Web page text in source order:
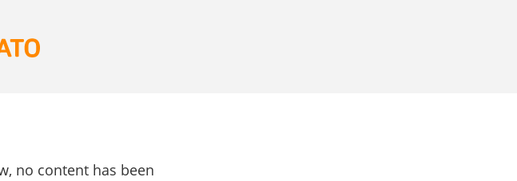
no content has been